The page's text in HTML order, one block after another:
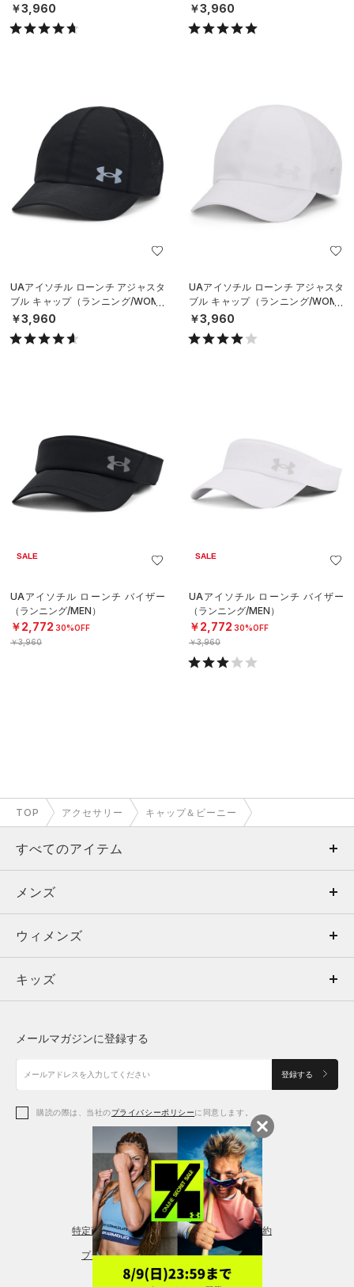
￥3,960 ￥3,960
UAアイソチル ローンチ アジャスタ
ブル キャップ（ランニング/WOME
N）
￥3,960
UAアイソチル ローンチ アジャスタ
ブル キャップ（ランニング/WOME
N）
￥3,960
SALE
UAアイソチル ローンチ バイザー
（ランニング/MEN）
￥2,772 30%OFF
￥3,960
SALE
UAアイソチル ローンチ バイザー
（ランニング/MEN）
￥2,772 30%OFF
￥3,960
TOP アクセサリー キャップ＆ビーニー
すべてのアイテム
メンズ
ウィメンズ
キッズ
アクセサリー
メンズ
トップス
ボトムス
アクセサリー
ウィメンズ
トップス
シューズ
アクセサリー
レギンス＆タイツ
キッズ
シューズ
メールマガジンに登録する
登録する
購読の際は、当社のプライバシーポリシーに同意します。
特定商取引法に基づく通販の表記 会員規約
プライバシーポリシー